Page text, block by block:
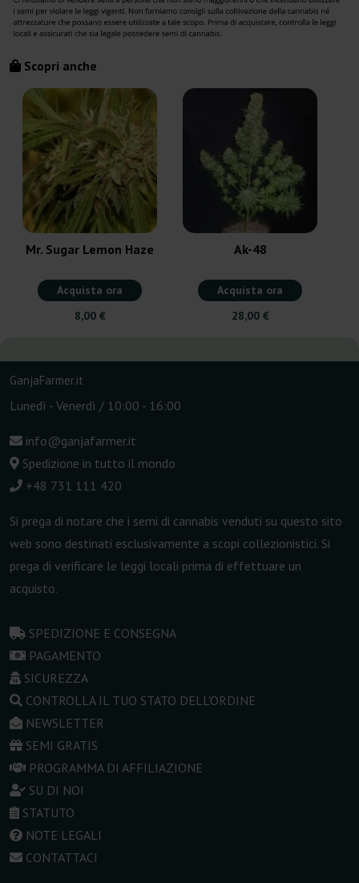
Scopri anche
Mr. Sugar Lemon Haze
Acquista ora
8,00 €
Ak-48
Acquista ora
28,00 €
GanjaFarmer.it
Lunedì - Venerdì / 10:00 - 16:00
info@ganjafarmer.it
Spedizione in tutto il mondo
+48 731 111 420
Si prega di notare che i semi di cannabis venduti su questo sito
web sono destinati esclusivamente a scopi collezionistici. Si
prega di verificare le leggi locali prima di effettuare un
acquisto.
SPEDIZIONE E CONSEGNA
PAGAMENTO
SICUREZZA
CONTROLLA IL TUO STATO DELL'ORDINE
NEWSLETTER
SEMI GRATIS
PROGRAMMA DI AFFILIAZIONE
SU DI NOI
STATUTO
NOTE LEGALI
CONTATTACI